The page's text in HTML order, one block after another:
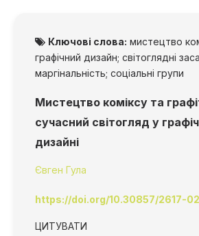
Ключові слова: мистецтво
графічний дизайн; світоглядні
маргінальність; соціальні групи
Мистецтво коміксу та
сучасний світогляд у
дизайні
Євген Гула
https://doi.org/10.30857/2617-
ЦИТУВАТИ